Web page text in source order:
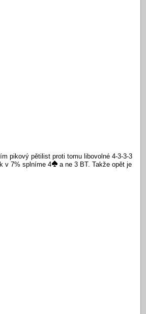
pikový pětilist proti tomu libovolné 4-3-3-3
v 7% splníme 4
a ne 3 BT. Takže opět je